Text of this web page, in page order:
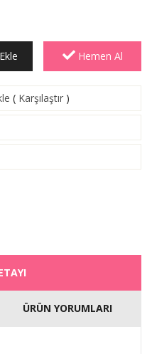
Hemen Al
( Karşılaştır )
ÜRÜN YORUMLARI